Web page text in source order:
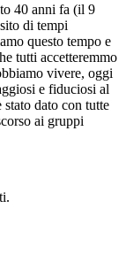
40 anni fa (il 9
di tempi
questo tempo e
tutti accetteremmo
vivere, oggi
e fiduciosi al
dato con tutte
ai gruppi